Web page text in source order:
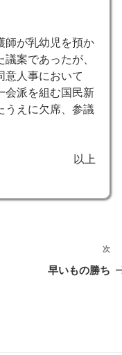
師が乳幼児を預か
案であったが、
意人事において
会派を組む国民新
うえに欠席、参議
以上
次
の
次
早いもの勝ち